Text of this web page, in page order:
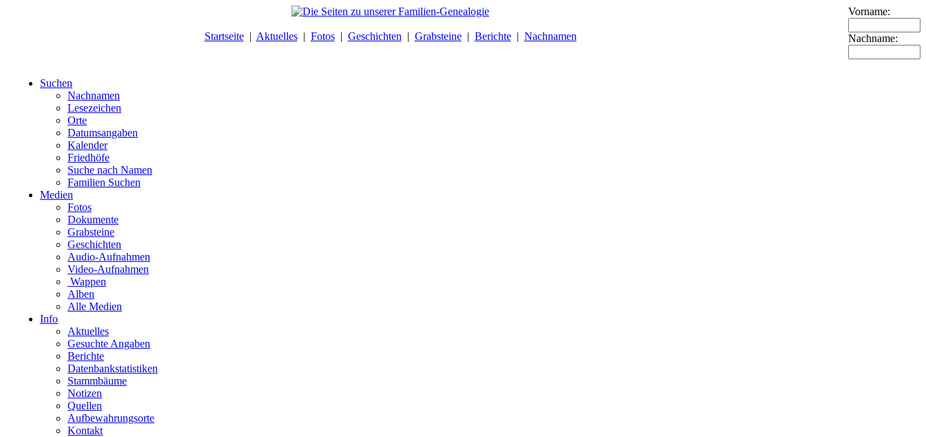
Startseite| Aktuelles| Fotos| Geschichten | Grabsteine| Berichte| Nachnamen
Vorname:
Nachname:
Suchen
Nachnamen
Lesezeichen
Orte
Datumsangaben
Kalender
Friedhöfe
Suche nach Namen
Familien Suchen
Medien
Fotos
Dokumente
Grabsteine
Geschichten
Audio-Aufnahmen
Video-Aufnahmen
Wappen
Alben
Alle Medien
Info
Aktuelles
Gesuchte Angaben
Berichte
Datenbankstatistiken
Stammbäume
Notizen
Quellen
Aufbewahrungsorte
Kontakt